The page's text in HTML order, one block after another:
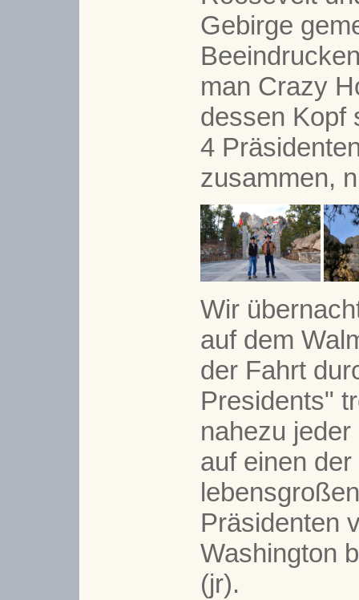
Gebirge
man Crazy
dessen Kopf
4
zusammen,
Wir
auf dem
der Fahrt
Presidents"
nahezu
auf einen der
Präsidenten
Washington
(jr).